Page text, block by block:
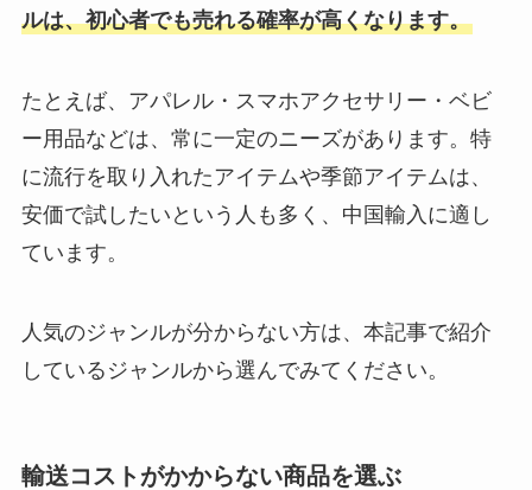
ルは、初心者でも売れる確率が高くなります。
たとえば、アパレル・スマホアクセサリー・ベビ
ー用品などは、常に一定のニーズがあります。特
に流行を取り入れたアイテムや季節アイテムは、
安価で試したいという人も多く、中国輸入に適し
ています。
人気のジャンルが分からない方は、本記事で紹介
しているジャンルから選んでみてください。
輸送コストがかからない商品を選ぶ